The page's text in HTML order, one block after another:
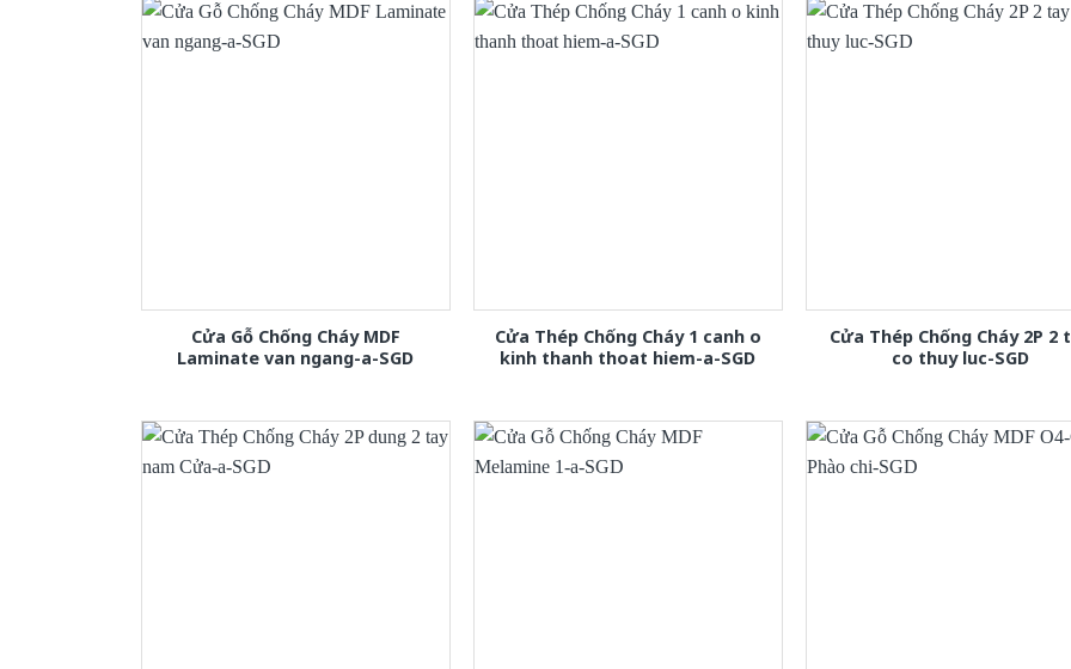
Cửa Gỗ Chống Cháy MDF
Laminate van ngang-a-SGD
Cửa Thép Chống Cháy 1 canh o
kinh thanh thoat hiem-a-SGD
Cửa Thép Chống Cháy 2P 2
co thuy luc-SGD